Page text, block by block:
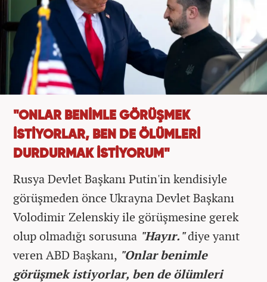
"ONLAR BENİMLE GÖRÜŞMEK
İSTİYORLAR, BEN DE ÖLÜMLERİ
DURDURMAK İSTİYORUM"
Rusya Devlet Başkanı Putin'in kendisiyle
görüşmeden önce Ukrayna Devlet Başkanı
Volodimir Zelenskiy ile görüşmesine gerek
olup olmadığı sorusuna "Hayır."diye yanıt
veren ABD Başkanı, "Onlar benimle
görüşmek istiyorlar, ben de ölümleri